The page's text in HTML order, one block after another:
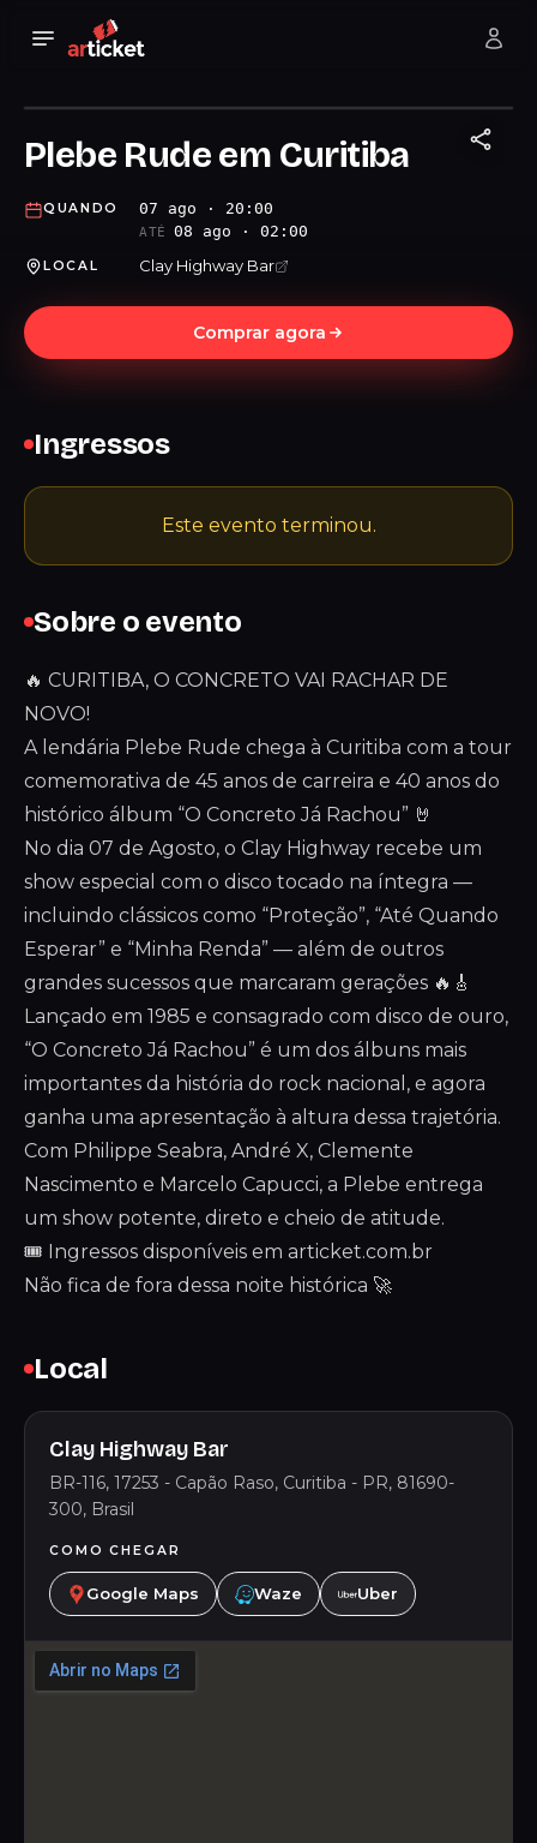
Plebe Rude em Curitiba
QUANDO 07 ago · 20:00
ATÉ 08 ago · 02:00
LOCAL Clay Highway Bar
Comprar agora
Sobre o evento
🔥 CURITIBA, O CONCRETO VAI RACHAR DE
NOVO!
A lendária Plebe Rude chega à Curitiba com a tour
comemorativa de 45 anos de carreira e 40 anos do
histórico álbum “O Concreto Já Rachou” 🤘
No dia 07 de Agosto, o Clay Highway recebe um
show especial com o disco tocado na íntegra —
incluindo clássicos como “Proteção”, “Até Quando
Esperar” e “Minha Renda” — além de outros
grandes sucessos que marcaram gerações 🔥🎸
Lançado em 1985 e consagrado com disco de ouro,
“O Concreto Já Rachou” é um dos álbuns mais
importantes da história do rock nacional, e agora
ganha uma apresentação à altura dessa trajetória.
Com Philippe Seabra, André X, Clemente
Nascimento e Marcelo Capucci, a Plebe entrega
um show potente, direto e cheio de atitude.
🎟 Ingressos disponíveis em articket.com.br
Não fica de fora dessa noite histórica 🚀
Local
Clay Highway Bar
BR-116, 17253 - Capão Raso, Curitiba - PR, 81690-
300, Brasil
COMO CHEGAR
Google Maps Waze Uber
Ingressos
Este evento terminou.